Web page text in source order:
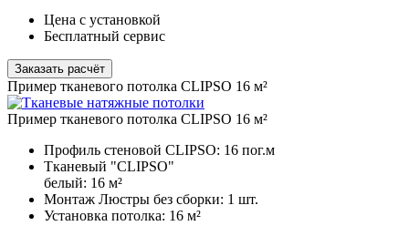
Цена с установкой
Бесплатный сервис
Заказать расчёт
Пример тканевого потолка CLIPSO 16 м²
Пример тканевого потолка CLIPSO 16 м²
Профиль стеновой CLIPSO: 16 пог.м
Тканевый "CLIPSO"
белый: 16 м²
Монтаж Люстры без сборки: 1 шт.
Установка потолка: 16 м²